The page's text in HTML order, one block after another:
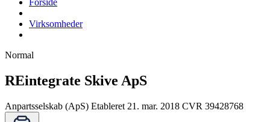
Forside
Virksomheder
Normal
REintegrate Skive ApS
Anpartsselskab (ApS) Etableret 21. mar. 2018 CVR 39428768